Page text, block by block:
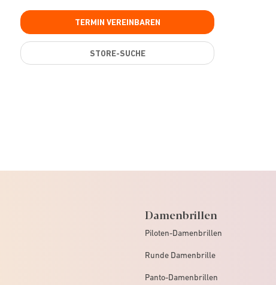
TERMIN VEREINBAREN
STORE-SUCHE
Damenbrillen
Piloten-Damenbrillen
Runde Damenbrille
Panto-Damenbrillen